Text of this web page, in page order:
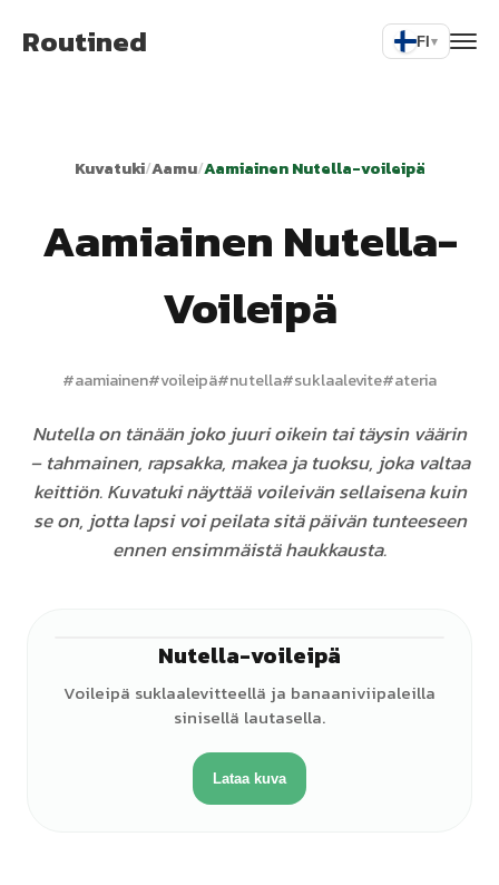
Routined FI▾
Kuvatuki/Aamu/Aamiainen Nutella-voileipä
Aamiainen Nutella-
Voileipä
#aamiainen#voileipä#nutella#suklaalevite#ateria
Nutella on tänään joko juuri oikein tai täysin väärin
– tahmainen, rapsakka, makea ja tuoksu, joka valtaa
keittiön. Kuvatuki näyttää voileivän sellaisena kuin
se on, jotta lapsi voi peilata sitä päivän tunteeseen
ennen ensimmäistä haukkausta.
Nutella-voileipä
Voileipä suklaalevitteellä ja banaaniviipaleilla
sinisellä lautasella.
Lataa kuva